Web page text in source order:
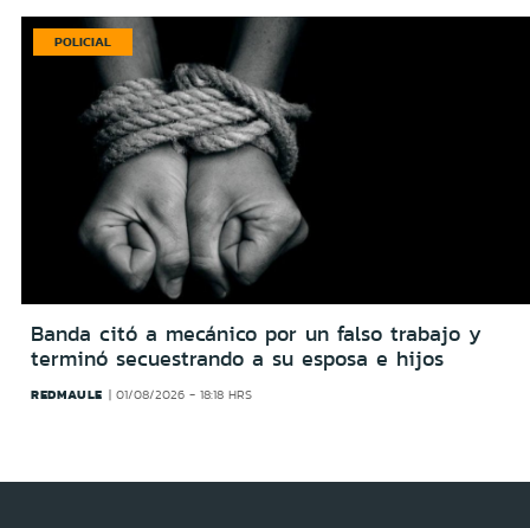
POLICIAL
Banda citó a mecánico por un falso trabajo y
terminó secuestrando a su esposa e hijos
REDMAULE 01/08/2026 - 18:18 HRS